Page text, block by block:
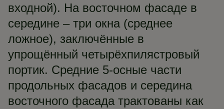
входной). На восточном фасаде в
середине – три окна (среднее
ложное), заключённые в
упрощённый четырёхпилястровый
портик. Средние 5-осные части
продольных фасадов и середина
восточного фасада трактованы как